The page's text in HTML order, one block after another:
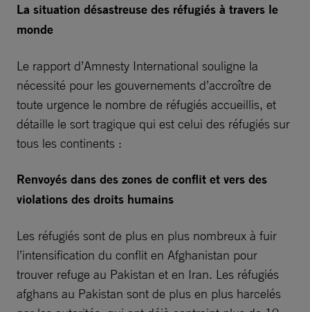
La situation désastreuse des réfugiés à travers le
monde
Le rapport d’Amnesty International souligne la
nécessité pour les gouvernements d’accroître de
toute urgence le nombre de réfugiés accueillis, et
détaille le sort tragique qui est celui des réfugiés sur
tous les continents :
Renvoyés dans des zones de conflit et vers des
violations des droits humains
Les réfugiés sont de plus en plus nombreux à fuir
l’intensification du conflit en Afghanistan pour
trouver refuge au Pakistan et en Iran. Les réfugiés
afghans au Pakistan sont de plus en plus harcelés